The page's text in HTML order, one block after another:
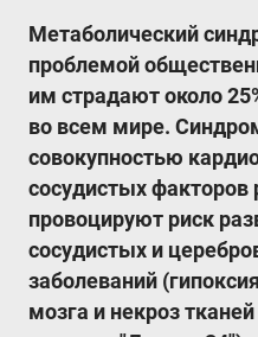
Метаболический
проблемой
им страдают около
во всем мире.
совокупностью
сосудистых факторов
провоцируют риск
сосудистых и
заболеваний
мозга и некроз